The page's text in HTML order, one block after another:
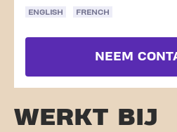
ENGLISH FRENCH
NEEM
WERKT BIJ